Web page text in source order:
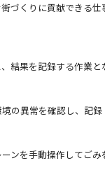
づくりに貢献できる仕
結果を記録する作業と
異常を確認し、記録
ンを手動操作してご